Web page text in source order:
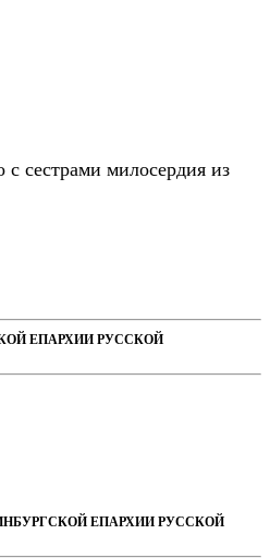
сестрами милосердия из
ЕПАРХИИ РУССКОЙ
ЕПАРХИИ РУССКОЙ